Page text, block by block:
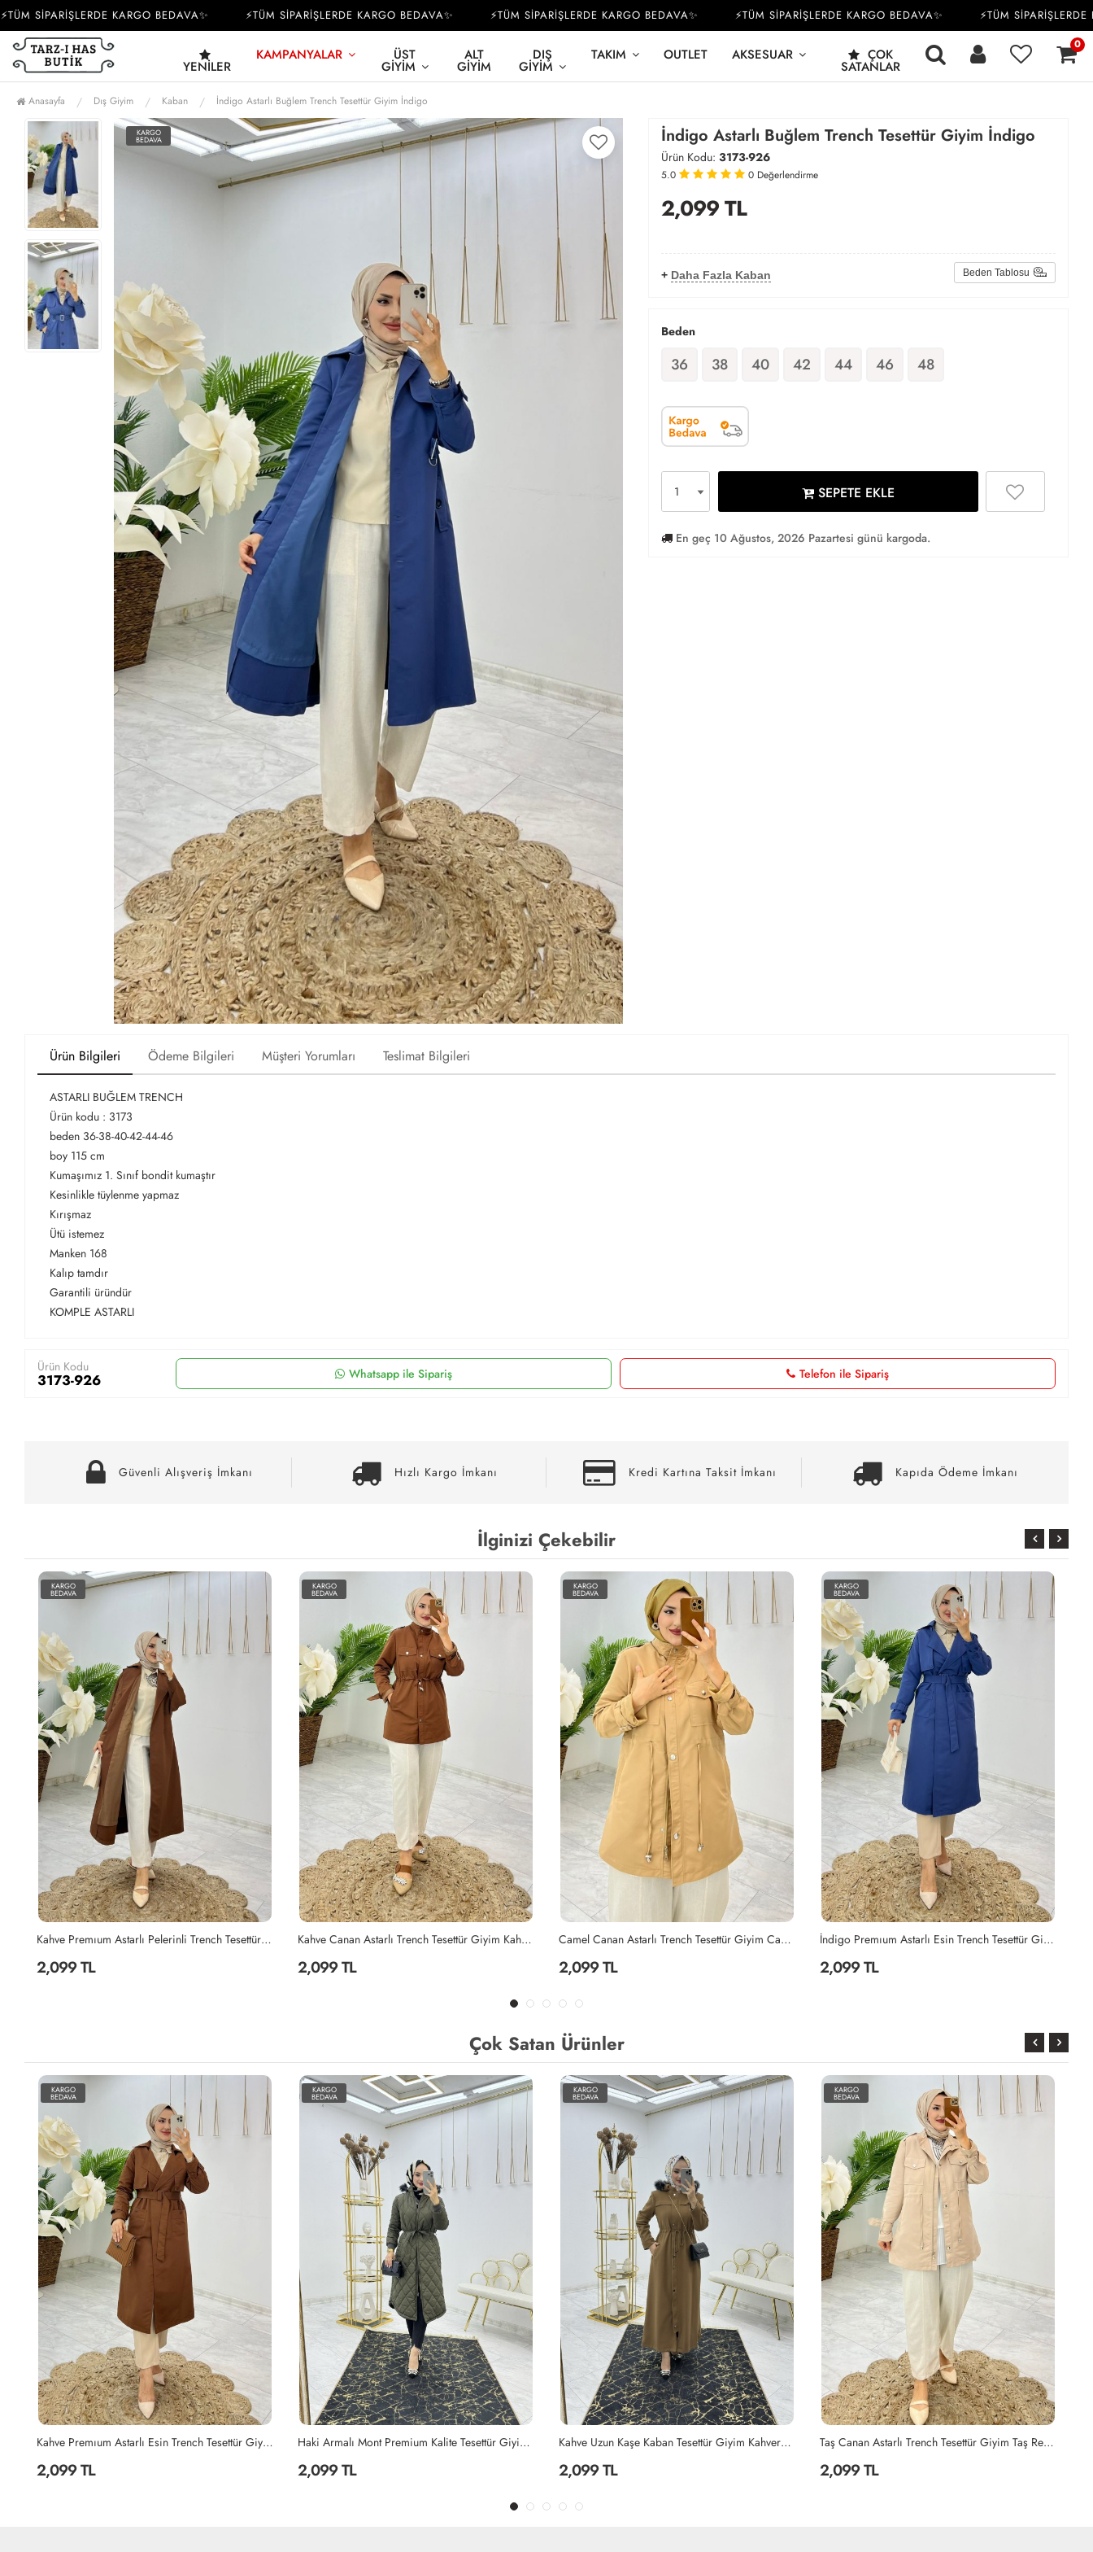
SİPARİŞLERDE KARGO BEDAVA✨ ⚡TÜM SİPARİŞLERDE KARGO BEDAVA✨ ⚡TÜM SİPARİŞLERDE KARGO BEDAVA✨ ⚡TÜM SİPARİŞLERDE KARGO BEDAVA✨ ⚡TÜM SİPARİŞLERDE
YENILER
KAMPANYALAR ÜST
GIYIM
ALT
GIYIM
DIŞ
GIYIM
TAKIM OUTLET AKSESUAR ÇOK
SATANLAR
0
Anasayfa Dış Giyim Kaban İndigo Astarlı Buğlem Trench Tesettür Giyim İndigo
KARGO
BEDAVA İndigo Astarlı Buğlem Trench Tesettür Giyim İndigo
Ürün Kodu: 3173-926
5.0 0 Değerlendirme
2,099TL
+ Daha Fazla Kaban Beden Tablosu
Beden
36 38 40 42 44 46 48
SEPETE EKLE
En geç 10 Ağustos, 2026 Pazartesi günü kargoda.
Ürün Bilgileri Ödeme Bilgileri Müşteri Yorumları Teslimat Bilgileri
ASTARLI BUĞLEM TRENCH
Ürün kodu : 3173
beden 36-38-40-42-44-46
boy 115 cm
Kumaşımız 1. Sınıf bondit kumaştır
Kesinlikle tüylenme yapmaz
Kırışmaz
Ütü istemez
Manken 168
Kalıp tamdır
Garantili üründür
KOMPLE ASTARLI
Ürün Kodu
3173-926 Whatsapp ile Sipariş Telefon ile Sipariş
Güvenli Alışveriş İmkanı Hızlı Kargo İmkanı Kredi Kartına Taksit İmkanı Kapıda Ödeme İmkanı
İlginizi Çekebilir
KARGO
BEDAVA
Kahve Canan Astarlı Trench Tesettür Giyim Kahverengi
2,099 TL
KARGO
BEDAVA
Camel Canan Astarlı Trench Tesettür Giyim Camel
2,099 TL
KARGO
BEDAVA
İndigo Premıum Astarlı Esin Trench Tesettür Giyim İndigo
2,099 TL
KARGO
BEDAVA
İndigo Premıum Astarlı Pelerinli Trench Tesettür Giyim İndigo
2,099 TL
Çok Satan Ürünler
KARGO
BEDAVA
Haki Armalı Mont Premium Kalite Tesettür Giyim Haki
2,099 TL
KARGO
BEDAVA
Kahve Uzun Kaşe Kaban Tesettür Giyim Kahverengi
2,099 TL
KARGO
BEDAVA
Taş Canan Astarlı Trench Tesettür Giyim Taş Rengi
2,099 TL
KARGO
BEDAVA
Saks Mavisi Armalı Mont Premium Kalite Tesettür Giyim Saks Mavisi
2,099 TL